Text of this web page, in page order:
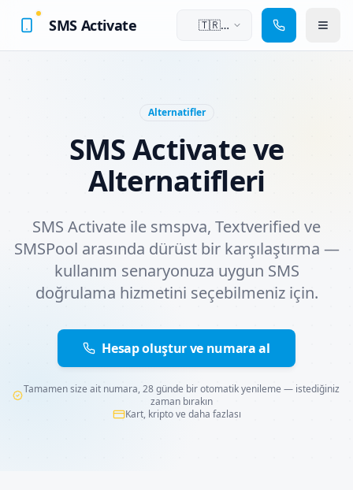
SMS Activate
🇹🇷
Alternatifler
SMS Activate ve
Alternatifleri
SMS Activate ile smspva, Textverified ve
SMSPool arasında dürüst bir karşılaştırma —
kullanım senaryonuza uygun SMS
doğrulama hizmetini seçebilmeniz için.
Hesap oluştur ve numara al
Tamamen size ait numara, 28 günde bir otomatik yenileme — istediğiniz
zaman bırakın
Kart, kripto ve daha fazlası